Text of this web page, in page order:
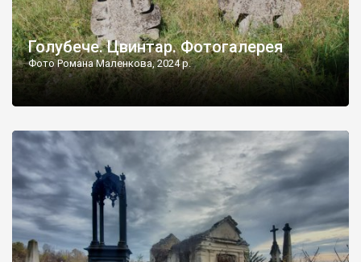
Голубече. Цвинтар. Фотогалерея
Фото Романа Маленкова, 2024 р.